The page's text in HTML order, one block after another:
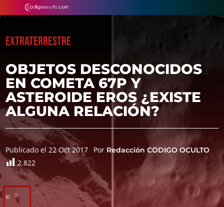
EXTRATERRESTRE
OBJETOS DESCONOCIDOS
EN COMETA 67P Y
ASTEROIDE EROS ¿EXISTE
ALGUNA RELACIÓN?
Publicado el 22 Oct 2017 Por Redacción CODIGO OCULTO
2.822
©